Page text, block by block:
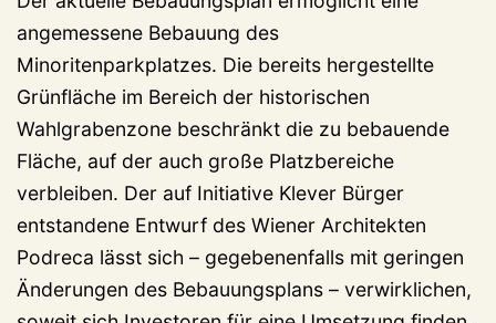
angemessene Bebauung des
Minoritenparkplatzes. Die bereits hergestellte
Grünfläche im Bereich der historischen
Wahlgrabenzone beschränkt die zu bebauende
Fläche, auf der auch große Platzbereiche
verbleiben. Der auf Initiative Klever Bürger
entstandene Entwurf des Wiener Architekten
Podreca lässt sich – gegebenenfalls mit geringen
Änderungen des Bebauungsplans – verwirklichen,